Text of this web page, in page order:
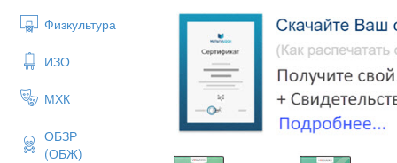
Физкультура
ИЗО
МХК
ОБЗР
(ОБЖ)